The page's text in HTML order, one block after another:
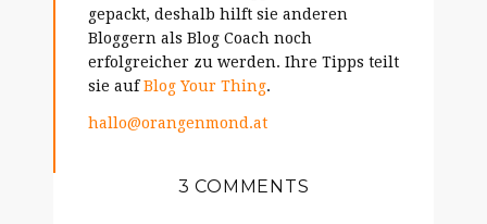
gepackt, deshalb hilft sie anderen
Bloggern als Blog Coach noch
erfolgreicher zu werden. Ihre Tipps teilt
sie aufBlog Your Thing.
hallo@orangenmond.at
3 COMMENTS